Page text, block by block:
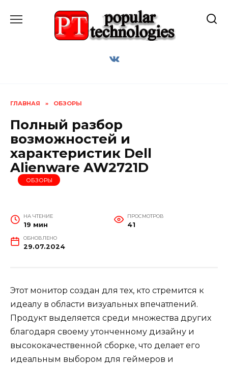
содержанию
ГЛАВНАЯ » ОБЗОРЫ
Полный разбор
возможностей и
характеристик Dell
Alienware AW2721D
ОБЗОРЫ
НА ЧТЕНИЕ
19 мин
ПРОСМОТРОВ
41
ОБНОВЛЕНО
29.07.2024
Этот монитор создан для тех, кто стремится к
идеалу в области визуальных впечатлений.
Продукт выделяется среди множества других
благодаря своему утонченному дизайну и
высококачественной сборке, что делает его
идеальным выбором для геймеров и